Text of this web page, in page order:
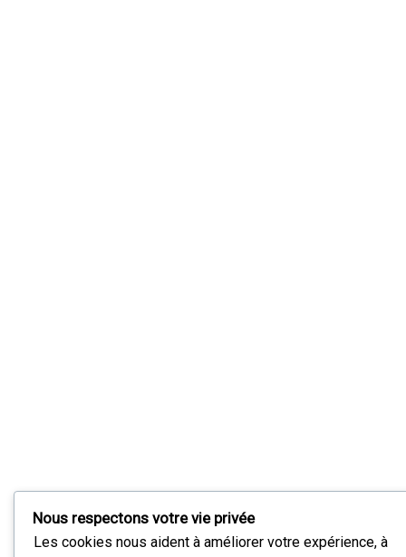
Nous respectons votre vie privée
Les cookies nous aident à améliorer votre expérience, à